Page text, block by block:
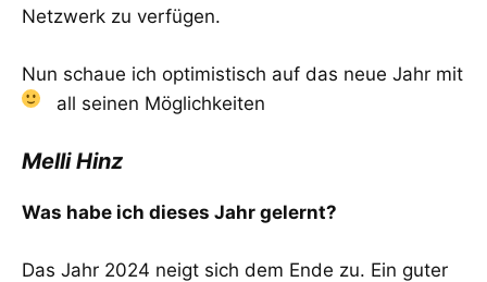
Netzwerk zu verfügen.
Nun schaue ich optimistisch auf das neue Jahr mit
all seinen Möglichkeiten
Melli Hinz
Was habe ich dieses Jahr gelernt?
Das Jahr 2024 neigt sich dem Ende zu. Ein guter